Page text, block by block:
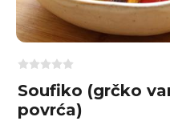
Soufiko (grčko
povrća)